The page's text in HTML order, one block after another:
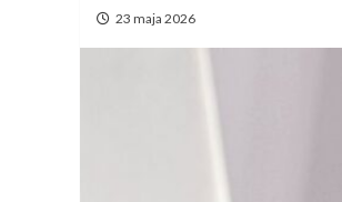
23 maja 2026